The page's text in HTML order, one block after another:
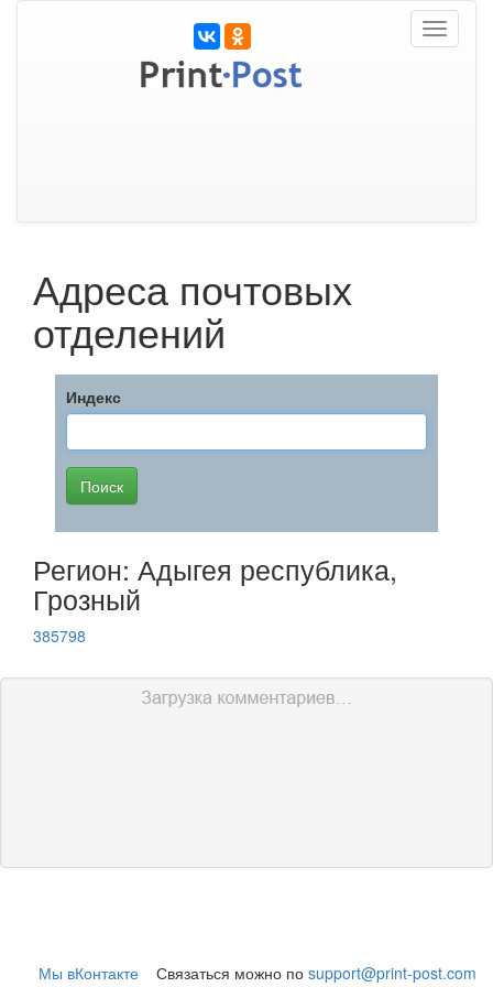
Toggle
Адреса почтовых
отделений
Индекс
Регион: Адыгея республика,
Грозный
385798
Мы вКонтакте Связаться можно по support@print-post.com